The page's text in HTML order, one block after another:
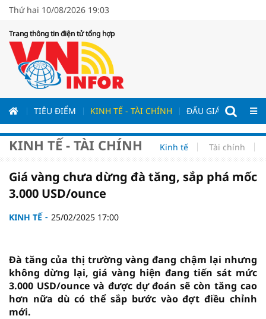
Thứ hai 10/08/2026 19:03
Trang thông tin điện tử tổng hợp
TIÊU ĐIỂM KINH TẾ - TÀI CHÍNH ĐẤU GIÁ - ĐẤU
KINH TẾ - TÀI CHÍNH Kinh tế Tài chính
Giá vàng chưa dừng đà tăng, sắp phá mốc
3.000 USD/ounce
KINH TẾ 25/02/2025 17:00
Đà tăng của thị trường vàng đang chậm lại nhưng
không dừng lại, giá vàng hiện đang tiến sát mức
3.000 USD/ounce và được dự đoán sẽ còn tăng cao
hơn nữa dù có thể sắp bước vào đợt điều chỉnh
mới.